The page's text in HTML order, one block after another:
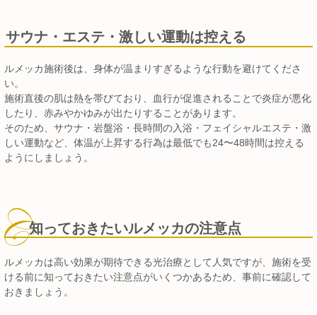
サウナ・エステ・激しい運動は控える
ルメッカ施術後は、身体が温まりすぎるような行動を避けてくださ
い。
施術直後の肌は熱を帯びており、血行が促進されることで炎症が悪化
したり、赤みやかゆみが出たりすることがあります。
そのため、サウナ・岩盤浴・長時間の入浴・フェイシャルエステ・激
しい運動など、体温が上昇する行為は最低でも24〜48時間は控える
ようにしましょう。
知っておきたいルメッカの注意点
ルメッカは高い効果が期待できる光治療として人気ですが、施術を受
ける前に知っておきたい注意点がいくつかあるため、事前に確認して
おきましょう。